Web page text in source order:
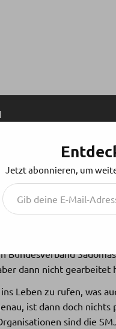
GEMEINSAM
Bundesverband
dann nicht gearbeitet
Leben zu rufen, was
ist dann doch nichts
sind die
Jetzt abonnieren, um
Gib deine E-Mail-Adresse ein ...